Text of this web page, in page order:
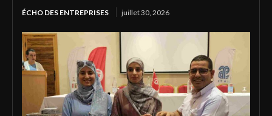
ÉCHO DES ENTREPRISES juillet 30, 2026